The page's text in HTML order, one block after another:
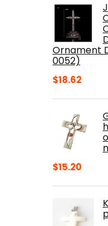
Ornament
0052)
$18.62
$15.20